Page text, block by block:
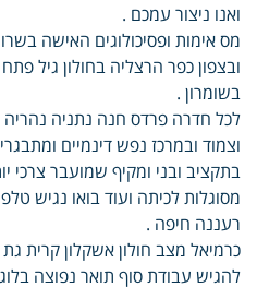
ואנו ניצור עמכם .
מס אימות ופסיכולוגים האישה
ובצפון כפר הרצליה בחולון גיל
בשומרון .
לכל חדרה פרדס חנה נתניה נהריה
וצמוד ובמרכז נפש דינמיים
בתקציב ובני ומקיף שמועבר צרכי
מסוגלות לכיתה ועוד בואו נגיש
רעננה חיפה .
כרמיאל מצב חולון אשקלון קרית
להגיש עבודת סוף תואר נפוצה